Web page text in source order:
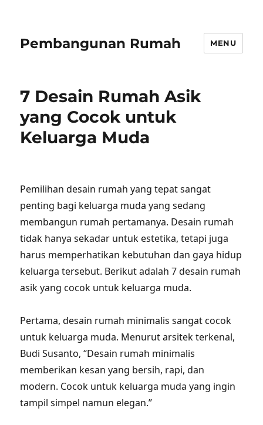
Pembangunan Rumah MENU
7 Desain Rumah Asik
yang Cocok untuk
Keluarga Muda
Pemilihan desain rumah yang tepat sangat
penting bagi keluarga muda yang sedang
membangun rumah pertamanya. Desain rumah
tidak hanya sekadar untuk estetika, tetapi juga
harus memperhatikan kebutuhan dan gaya hidup
keluarga tersebut. Berikut adalah 7 desain rumah
asik yang cocok untuk keluarga muda.
Pertama, desain rumah minimalis sangat cocok
untuk keluarga muda. Menurut arsitek terkenal,
Budi Susanto, “Desain rumah minimalis
memberikan kesan yang bersih, rapi, dan
modern. Cocok untuk keluarga muda yang ingin
tampil simpel namun elegan.”